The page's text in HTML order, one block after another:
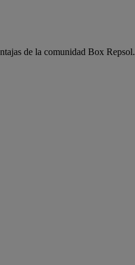
de la comunidad Box Repsol.